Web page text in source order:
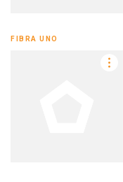
FIBRA UNO